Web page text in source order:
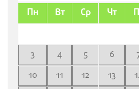
Пн Вт Ср Чт
3
4 5 6
10
11 12 13